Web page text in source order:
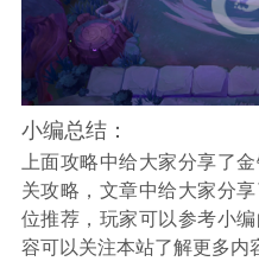
小编总结：
上面攻略中给大家分享了
关攻略，文章中给大家分
位推荐，玩家可以参考小
容可以关注本站了解更多内